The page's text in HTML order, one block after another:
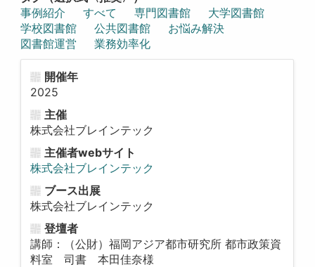
事例紹介
すべて 専門図書館
大学図書館
学校図書館
公共図書館
お悩み解決
図書館運営
業務効率化
開催年
2025
主催
株式会社ブレインテック
主催者webサイト
株式会社ブレインテック
ブース出展
株式会社ブレインテック
登壇者
講師：（公財）福岡アジア都市研究所 都市政策資
料室 司書 本田佳奈様